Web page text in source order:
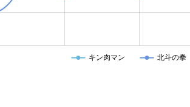
キン肉マン 北斗の拳